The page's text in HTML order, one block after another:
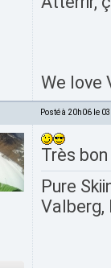
We love
Posté à 20h06 le
Très
Pure
Valberg,